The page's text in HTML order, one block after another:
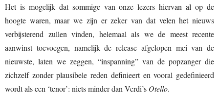
Het is mogelijk dat sommige van onze lezers hiervan al op de
hoogte waren, maar we zijn er zeker van dat velen het nieuws
verbijsterend zullen vinden, helemaal als we de meest recente
aanwinst toevoegen, namelijk de release afgelopen mei van de
nieuwste, laten we zeggen, “inspanning” van de popzanger die
zichzelf zonder plausibele reden definieert en vooral gedefinieerd
wordt als een ‘tenor’: niets minder dan Verdi’s Otello.